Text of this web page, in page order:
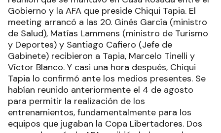
Gobierno y la AFA que preside Chiqui Tapia. El
meeting arrancó a las 20. Ginés García (ministro
de Salud), Matías Lammens (ministro de Turismo
y Deportes) y Santiago Cafiero (Jefe de
Gabinete) recibieron a Tapia, Marcelo Tinelli y
Víctor Blanco. Y casi una hora después, Chiqui
Tapia lo confirmó ante los medios presentes. Se
habían reunido anteriormente el 4 de agosto
para permitir la realización de los
entrenamientos, fundamentalmente para los
equipos que jugaban la Copa Libertadores. Dos